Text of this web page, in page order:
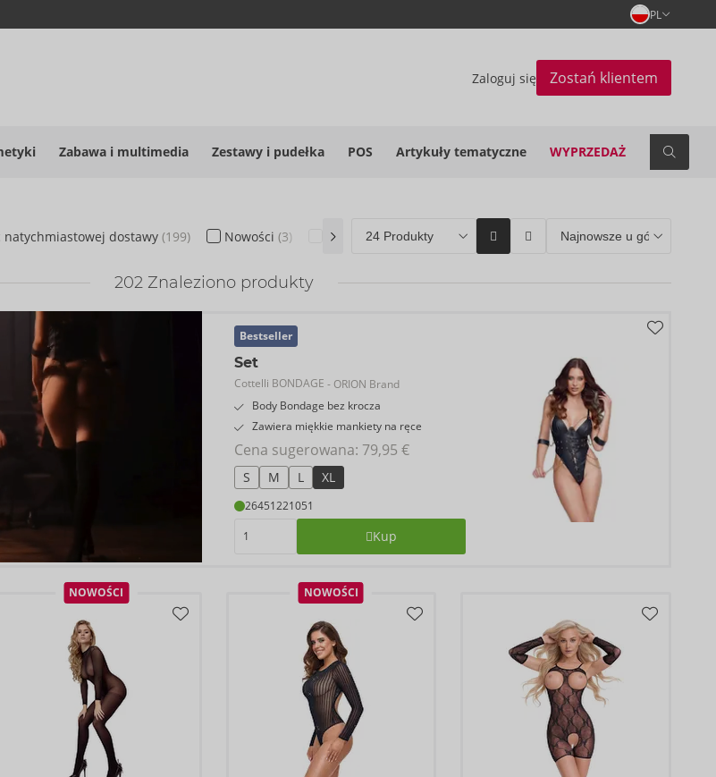
PL
Zaloguj się Zostań klientem
Zabawa i multimedia Zestawy i pudełka POS Artykuły tematyczne WYPRZEDAŻ
natychmiastowej dostawy (199) Nowości (3) Wyprzedaż(62) Coming soon ORION Brands
202Znaleziono produkty
NOWOŚCI NOWOŚCI
Bestseller
Set
Cottelli BONDAGE - ORION Brand
Body Bondage bez krocza
Zawiera miękkie mankiety na ręce
Cena sugerowana: 79,95 €
S M L XL
26451221051
Kup